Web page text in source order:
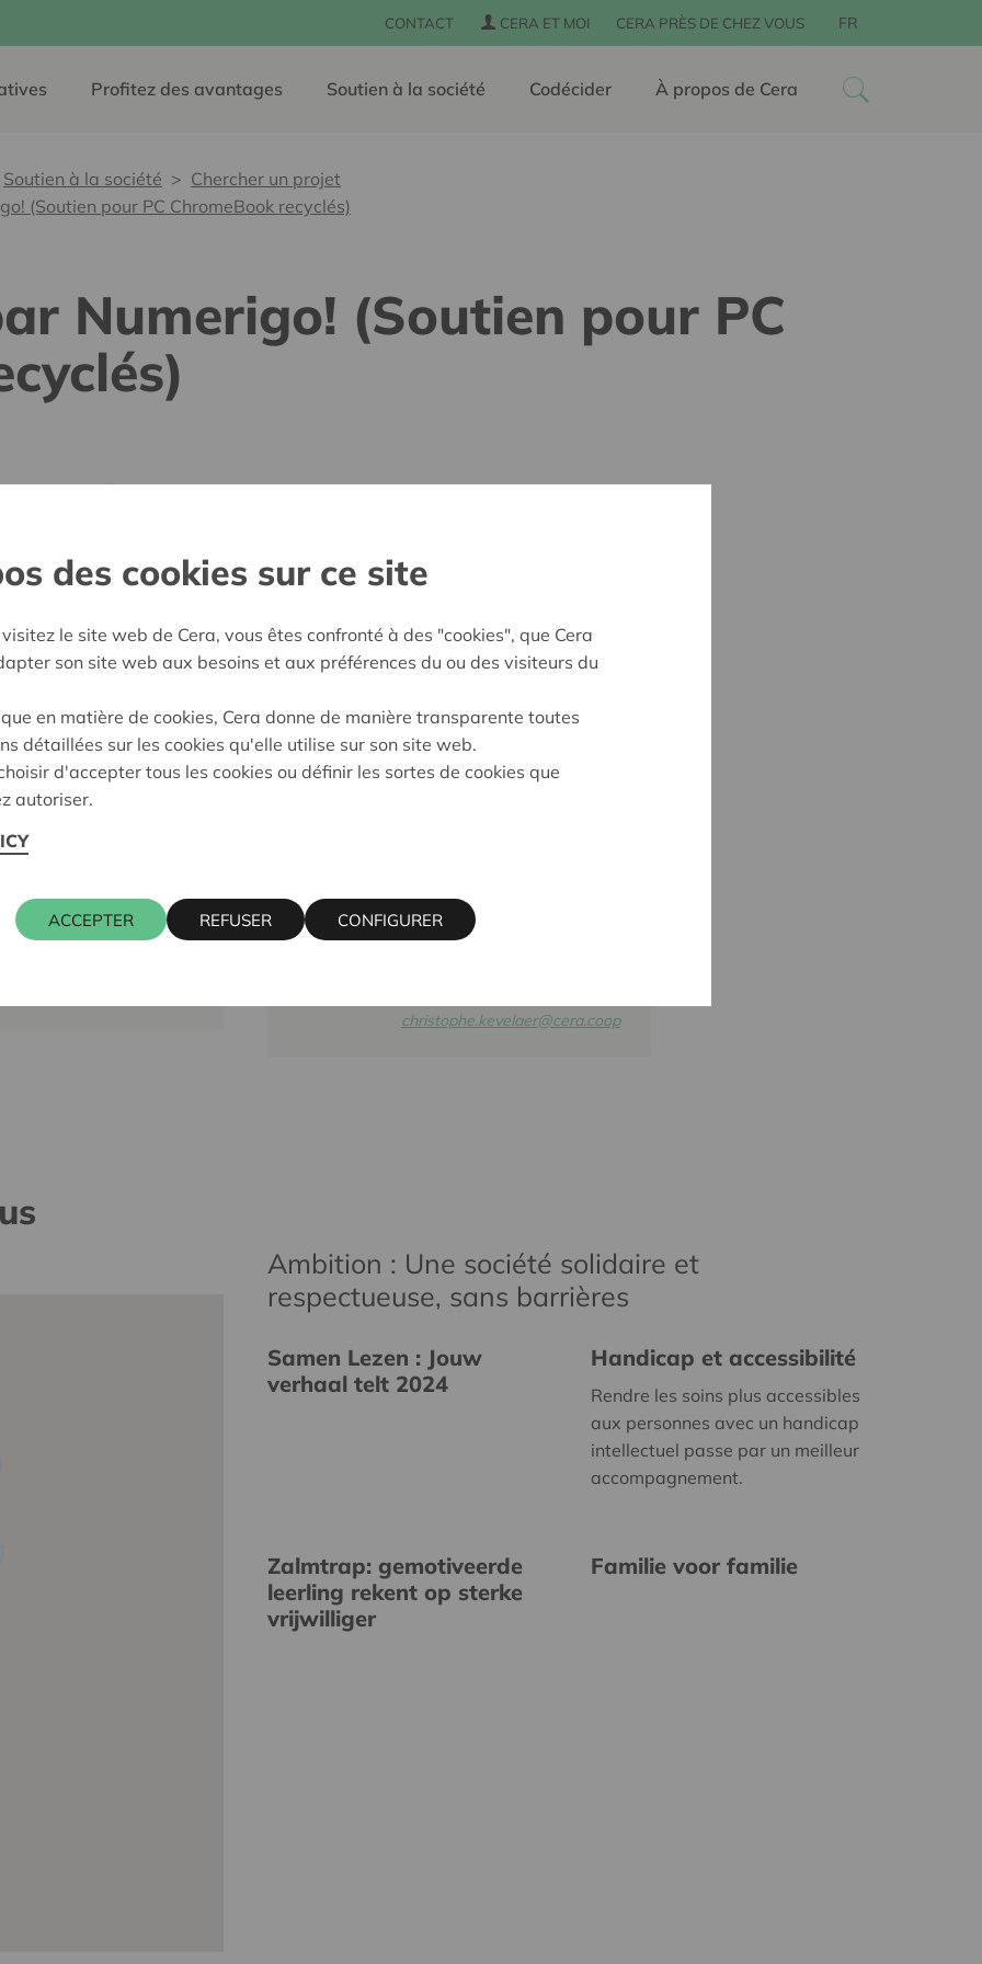
CONTACT CERA ET MOI CERA PRÈS DE CHEZ VOUS FR
Profitez des avantages Soutien à la société Codécider À propos de Cera
Soutien à la société
Chercher un projet
(Soutien pour PC ChromeBook recyclés)
Numerigo! (Soutien pour PC
sans barrières
Dys-Solidaire, qui
ayant des troubles
numérique
offrant des outils
décision:20/05/2025
Approuvé
Cera contact
christophe.kevelaer@cera.coop
Ambition : Une société solidaire et
respectueuse, sans barrières
Samen Lezen : Jouw
verhaal telt 2024
Handicap et accessibilité
Rendre les soins plus accessibles
aux personnes avec un handicap
intellectuel passe par un meilleur
accompagnement.
Zalmtrap: gemotiveerde
leerling rekent op sterke
vrijwilliger
Familie voor familie
des cookies sur ce site
le site web de Cera, vous êtes confronté à des "cookies", que Cera
son site web aux besoins et aux préférences du ou des visiteurs du
en matière de cookies, Cera donne de manière transparente toutes
détaillées sur les cookies qu'elle utilise sur son site web.
d'accepter tous les cookies ou définir les sortes de cookies que
autoriser.
ACCEPTER REFUSER CONFIGURER